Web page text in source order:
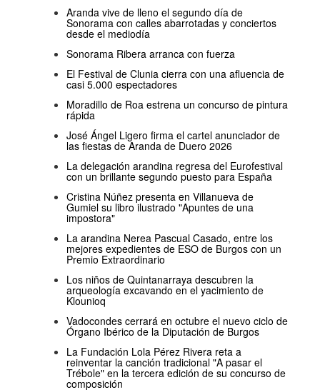
Aranda vive de lleno el segundo día de
Sonorama con calles abarrotadas y conciertos
desde el mediodía
Sonorama Ribera arranca con fuerza
El Festival de Clunia cierra con una afluencia de
casi 5.000 espectadores
Moradillo de Roa estrena un concurso de pintura
rápida
José Ángel Ligero firma el cartel anunciador de
las fiestas de Aranda de Duero 2026
La delegación arandina regresa del Eurofestival
con un brillante segundo puesto para España
Cristina Núñez presenta en Villanueva de
Gumiel su libro ilustrado "Apuntes de una
impostora"
La arandina Nerea Pascual Casado, entre los
mejores expedientes de ESO de Burgos con un
Premio Extraordinario
Los niños de Quintanarraya descubren la
arqueología excavando en el yacimiento de
Klounioq
Vadocondes cerrará en octubre el nuevo ciclo de
Órgano Ibérico de la Diputación de Burgos
La Fundación Lola Pérez Rivera reta a
reinventar la canción tradicional "A pasar el
Trébole" en la tercera edición de su concurso de
composición